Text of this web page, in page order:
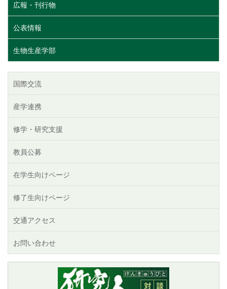
広報・刊行物
公表情報
生物生産学部
国際交流
産学連携
修学・研究支援
教員公募
在学生向けページ
修了生向けページ
交通アクセス
お問い合わせ